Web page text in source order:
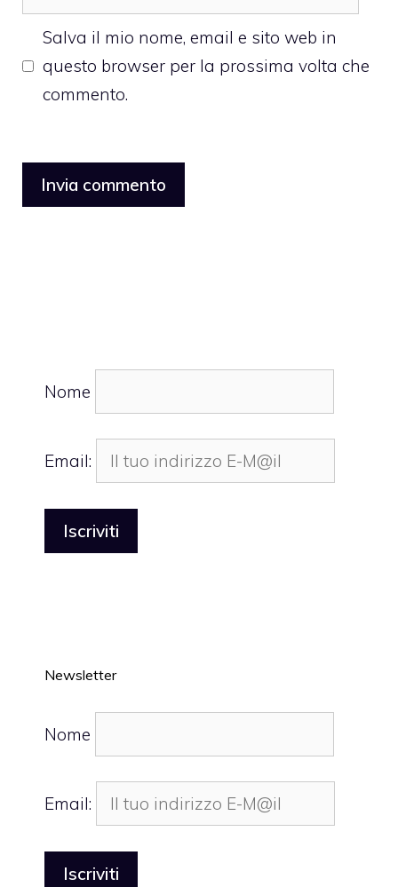
web
Salva il mio nome, email e sito web in
questo browser per la prossima volta che
commento.
Nome
Email:
Newsletter
Nome
Email: